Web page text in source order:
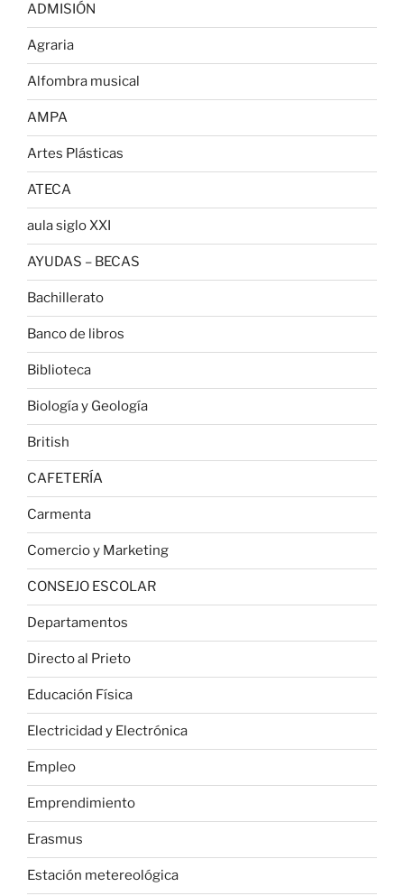
ADMISIÓN
Agraria
Alfombra musical
AMPA
Artes Plásticas
ATECA
aula siglo XXI
AYUDAS – BECAS
Bachillerato
Banco de libros
Biblioteca
Biología y Geología
British
CAFETERÍA
Carmenta
Comercio y Marketing
CONSEJO ESCOLAR
Departamentos
Directo al Prieto
Educación Física
Electricidad y Electrónica
Empleo
Emprendimiento
Erasmus
Estación metereológica